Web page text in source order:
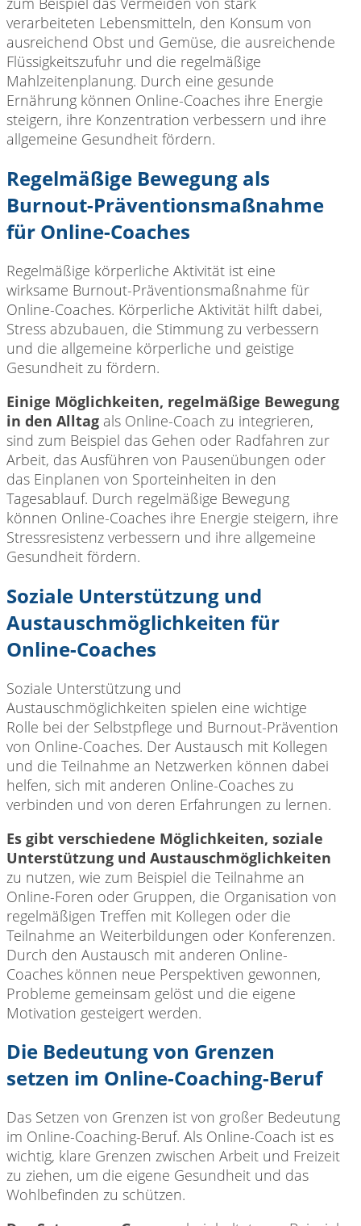
verarbeiteten Lebensmitteln, den Konsum von
ausreichend Obst und Gemüse, die ausreichende
Flüssigkeitszufuhr und die regelmäßige
Mahlzeitenplanung. Durch eine gesunde
Ernährung können Online-Coaches ihre Energie
steigern, ihre Konzentration verbessern und ihre
allgemeine Gesundheit fördern.
Regelmäßige Bewegung als
Burnout-Präventionsmaßnahme
für Online-Coaches
Regelmäßige körperliche Aktivität ist eine
wirksame Burnout-Präventionsmaßnahme für
Online-Coaches. Körperliche Aktivität hilft dabei,
Stress abzubauen, die Stimmung zu verbessern
und die allgemeine körperliche und geistige
Gesundheit zu fördern.
Einige Möglichkeiten, regelmäßige Bewegung
in den Alltag als Online-Coach zu integrieren,
sind zum Beispiel das Gehen oder Radfahren zur
Arbeit, das Ausführen von Pausenübungen oder
das Einplanen von Sporteinheiten in den
Tagesablauf. Durch regelmäßige Bewegung
können Online-Coaches ihre Energie steigern, ihre
Stressresistenz verbessern und ihre allgemeine
Gesundheit fördern.
Soziale Unterstützung und
Austauschmöglichkeiten für
Online-Coaches
Soziale Unterstützung und
Austauschmöglichkeiten spielen eine wichtige
Rolle bei der Selbstpflege und Burnout-Prävention
von Online-Coaches. Der Austausch mit Kollegen
und die Teilnahme an Netzwerken können dabei
helfen, sich mit anderen Online-Coaches zu
verbinden und von deren Erfahrungen zu lernen.
Es gibt verschiedene Möglichkeiten, soziale
Unterstützung und Austauschmöglichkeiten
zu nutzen, wie zum Beispiel die Teilnahme an
Online-Foren oder Gruppen, die Organisation von
regelmäßigen Treffen mit Kollegen oder die
Teilnahme an Weiterbildungen oder Konferenzen.
Durch den Austausch mit anderen Online-
Coaches können neue Perspektiven gewonnen,
Probleme gemeinsam gelöst und die eigene
Motivation gesteigert werden.
Die Bedeutung von Grenzen
setzen im Online-Coaching-Beruf
Das Setzen von Grenzen ist von großer Bedeutung
im Online-Coaching-Beruf. Als Online-Coach ist es
wichtig, klare Grenzen zwischen Arbeit und Freizeit
zu ziehen, um die eigene Gesundheit und das
Wohlbefinden zu schützen.